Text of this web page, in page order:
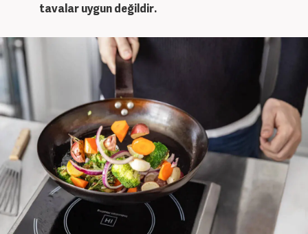
tavalar uygun değildir.